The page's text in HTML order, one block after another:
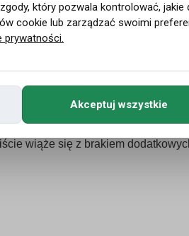
«
przeprowadzając się do innego
wiąże się z brakiem
który pozwala kontrolować, jakie
cookie lub zarządzać swoimi
prywatności.
Akceptuj wszystkie